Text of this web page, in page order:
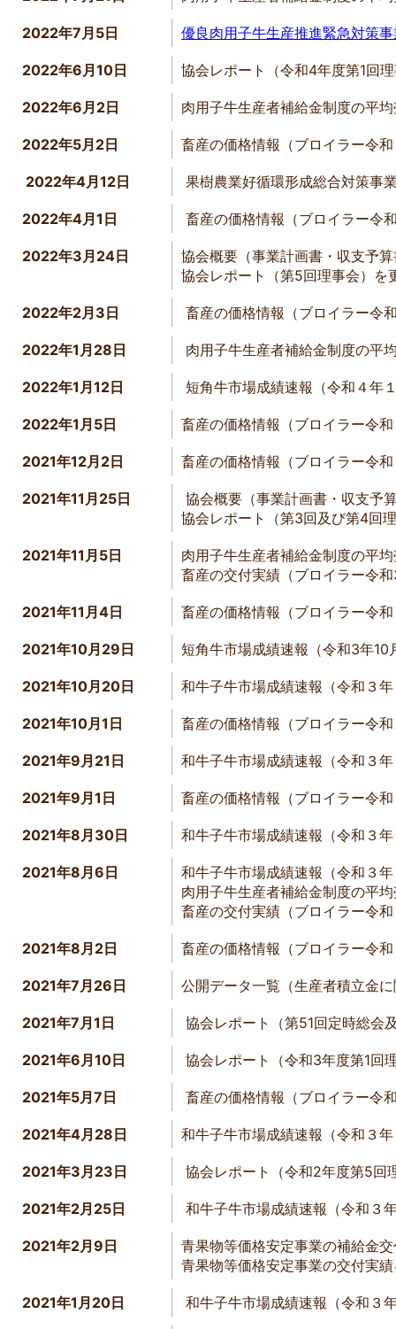
2022年7月5日 優良肉用子牛生産推進緊急対策
2022年6月10日 協会レポート（令和4年度第1回
2022年6月2日 肉用子牛生産者補給金制度の平
2022年5月2日 畜産の価格情報（ブロイラー令
2022年4月12日 果樹農業好循環形成総合対策事
2022年4月1日 畜産の価格情報（ブロイラー令
2022年3月24日
協会概要（事業計画書・収支予
協会レポート（第5回理事会）を
2022年2月3日 畜産の価格情報（ブロイラー令
2022年1月28日 肉用子牛生産者補給金制度の平
2022年1月12日 短角牛市場成績速報（令和４年
2022年1月5日 畜産の価格情報（ブロイラー令
2021年12月2日 畜産の価格情報（ブロイラー令
2021年11月25日 協会概要（事業計画書 ・ 収支予
協会レポート（第3回及び第4回
2021年11月5日
肉用子牛生産者補給金制度の平
畜産の交付実績（ブロイラー令
2021年11月4日 畜産の価格情報（ブロイラー令
2021年10月29日 短角牛市場成績速報（令和3年
2021年10月20日 和牛子牛市場成績速報（令和３
2021年10月1日 畜産の価格情報（ブロイラー令
2021年9月21日 和牛子牛市場成績速報（令和３
2021年9月1日 畜産の価格情報（ブロイラー令
2021年8月30日 和牛子牛市場成績速報（令和３
2021年8月6日
和牛子牛市場成績速報（令和３
肉用子牛生産者補給金制度の平
畜産の交付実績（ブロイラー令
2021年8月2日 畜産の価格情報（ブロイラー令
2021年7月26日 公開データ一覧（生産者積立金
2021年7月1日 協会レポート（第51回定時総会
2021年6月10日 協会レポート（令和3年度第1回
2021年5月7日 畜産の価格情報（ブロイラー令
2021年4月28日 和牛子牛市場成績速報（令和３
2021年3月23日 協会レポート（令和2年度第5回
2021年2月25日 和牛子牛市場成績速報（令和３
2021年2月9日
青果物等価格安定事業の補給金
青果物等価格安定事業の交付実
2021年1月20日 和牛子牛市場成績速報（令和３